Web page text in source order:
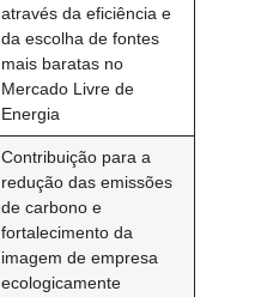
através da eficiência e
da escolha de fontes
mais baratas no
Mercado Livre de
Energia
Contribuição para a
redução das emissões
de carbono e
fortalecimento da
imagem de empresa
ecologicamente